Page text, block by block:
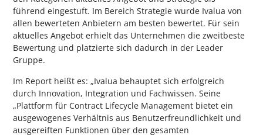
führend eingestuft. Im Bereich Strategie wurde Ivalua von
allen bewerteten Anbietern am besten bewertet. Für sein
aktuelles Angebot erhielt das Unternehmen die zweitbeste
Bewertung und platzierte sich dadurch in der Leader
Gruppe.
Im Report heißt es: „Ivalua behauptet sich erfolgreich
durch Innovation, Integration und Fachwissen. Seine
„Plattform für Contract Lifecycle Management bietet ein
ausgewogenes Verhältnis aus Benutzerfreundlichkeit und
ausgereiften Funktionen über den gesamten